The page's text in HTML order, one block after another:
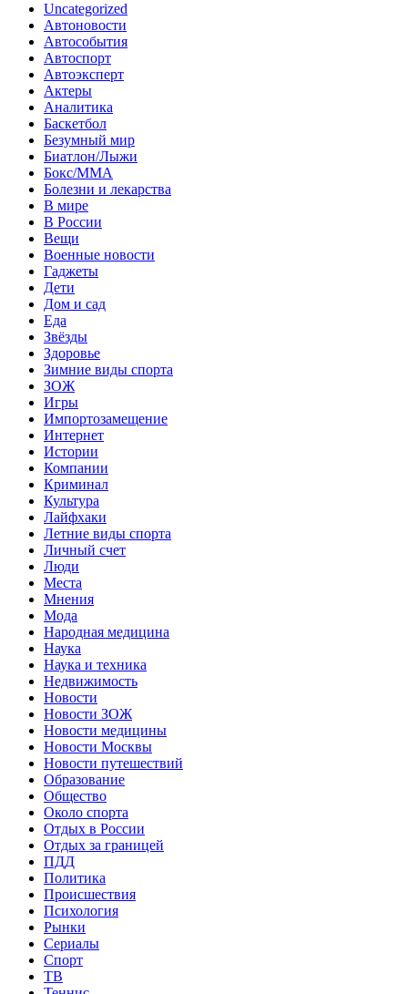
Uncategorized
Автоновости
Автособытия
Автоспорт
Автоэксперт
Актеры
Аналитика
Баскетбол
Безумный мир
Биатлон/Лыжи
Бокс/MMA
Болезни и лекарства
В мире
В России
Вещи
Военные новости
Гаджеты
Дети
Дом и сад
Еда
Звёзды
Здоровье
Зимние виды спорта
ЗОЖ
Игры
Импортозамещение
Интернет
Истории
Компании
Криминал
Культура
Лайфхаки
Летние виды спорта
Личный счет
Люди
Места
Мнения
Мода
Народная медицина
Наука
Наука и техника
Недвижимость
Новости
Новости ЗОЖ
Новости медицины
Новости Москвы
Новости путешествий
Образование
Общество
Около спорта
Отдых в России
Отдых за границей
ПДД
Политика
Происшествия
Психология
Рынки
Сериалы
Спорт
ТВ